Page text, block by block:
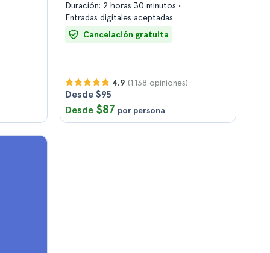
Duración: 2 horas 30 minutos
Entradas digitales aceptadas
Cancelación gratuita
4.9 (1.138 opiniones)
Desde $95
Desde $87 por persona